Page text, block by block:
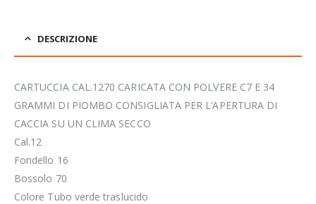
DESCRIZIONE
CARTUCCIA CAL.1270 CARICATA CON POLVERE C7 E 34
GRAMMI DI PIOMBO CONSIGLIATA PER L’APERTURA DI
CACCIA SU UN CLIMA SECCO
Cal.12
Fondello 16
Bossolo 70
Colore Tubo verde traslucido